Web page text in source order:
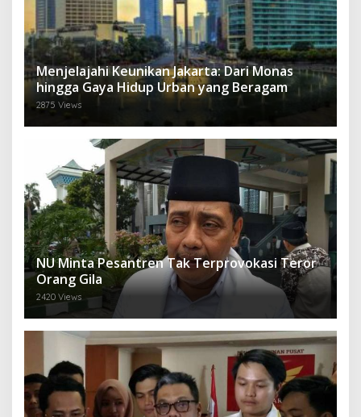
Menjelajahi Keunikan Jakarta: Dari Monas
hingga Gaya Hidup Urban yang Beragam
2875 Views
NU Minta Pesantren Tak Terprovokasi Teror
Orang Gila
2420 Views